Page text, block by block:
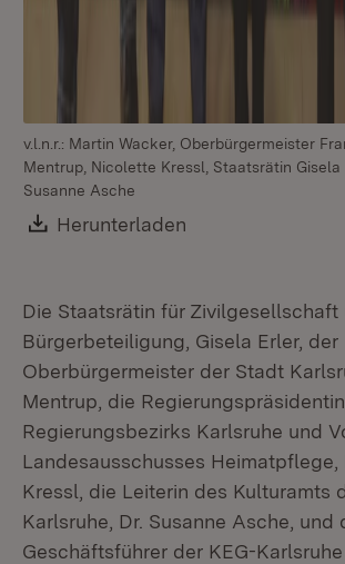
v.l.n.r.: Martin Wacker, Oberbürgermeister
Mentrup, Nicolette Kressl, Staatsrätin Gisela
Susanne Asche
Download:
Herunterladen
Die Staatsrätin für Zivilgesellschaft
Bürgerbeteiligung, Gisela Erler, der
Oberbürgermeister der Stadt
Mentrup, die
Regierungsbezirks Karlsruhe und
Landesausschusses
Kressl, die Leiterin des Kulturamts
Karlsruhe, Dr. Susanne Asche, und
Geschäftsführer der KEG-Karlsruhe